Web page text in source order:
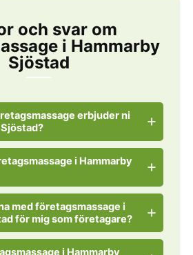
och svar om
i Hammarby
Sjöstad
erbjuder ni
i Hammarby
med företagsmassage i
för mig som företagare?
i Hammarby